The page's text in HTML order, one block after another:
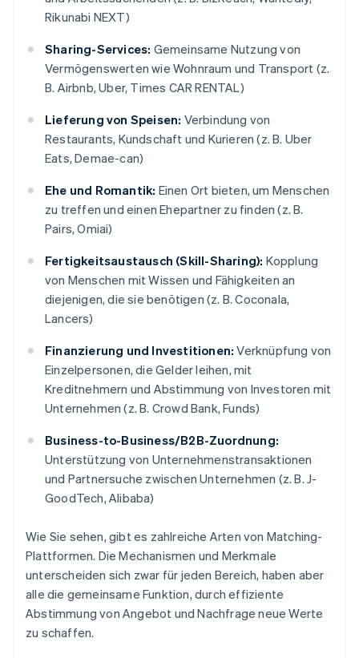
Rikunabi NEXT)
Sharing-Services: Gemeinsame Nutzung von
Vermögenswerten wie Wohnraum und Transport (z.
B. Airbnb, Uber, Times CAR RENTAL)
Lieferung von Speisen: Verbindung von
Restaurants, Kundschaft und Kurieren (z. B. Uber
Eats, Demae-can)
Ehe und Romantik: Einen Ort bieten, um Menschen
zu treffen und einen Ehepartner zu finden (z. B.
Pairs, Omiai)
Fertigkeitsaustausch (Skill-Sharing): Kopplung
von Menschen mit Wissen und Fähigkeiten an
diejenigen, die sie benötigen (z. B. Coconala,
Lancers)
Finanzierung und Investitionen: Verknüpfung von
Einzelpersonen, die Gelder leihen, mit
Kreditnehmern und Abstimmung von Investoren mit
Unternehmen (z. B. Crowd Bank, Funds)
Business-to-Business/B2B-Zuordnung:
Unterstützung von Unternehmenstransaktionen
und Partnersuche zwischen Unternehmen (z. B. J-
GoodTech, Alibaba)
Wie Sie sehen, gibt es zahlreiche Arten von Matching-
Plattformen. Die Mechanismen und Merkmale
unterscheiden sich zwar für jeden Bereich, haben aber
alle die gemeinsame Funktion, durch effiziente
Abstimmung von Angebot und Nachfrage neue Werte
zu schaffen.